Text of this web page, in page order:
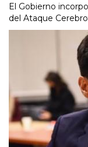
El Gobierno
del Ataque